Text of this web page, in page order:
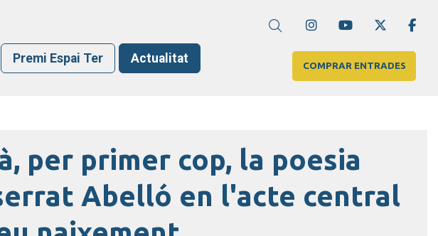
Link a instagram
Link a youtube
Link a
Cerca
COMPRAR ENTRADES
Premi Espai Ter Actualitat
per primer cop, la poesia
Abelló en l'acte central